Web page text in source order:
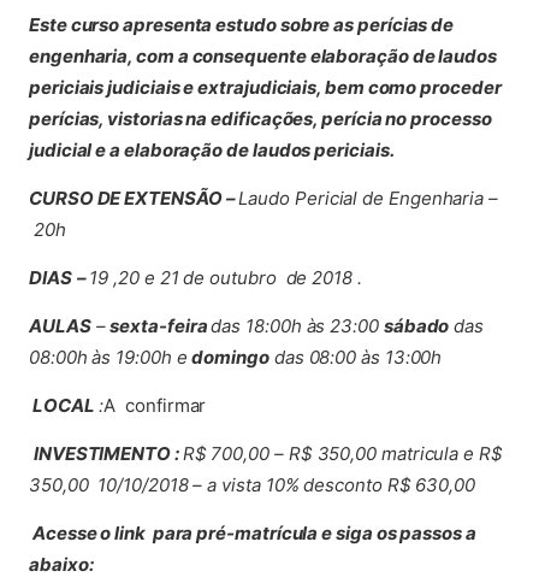
Este curso apresenta estudo sobre as perícias de
engenharia, com a consequente elaboração de laudos
periciais judiciais e extrajudiciais, bem como proceder
perícias, vistorias na edificações, perícia no processo
judicial e a elaboração de laudos periciais.
CURSO DE EXTENSÃO –Laudo Pericial de Engenharia –
20h
DIAS –19 ,20 e 21 de outubro de 2018 .
AULAS–sexta-feiradas 18:00h às 23:00 sábado das
08:00h às 19:00h edomingodas 08:00 às 13:00h
LOCAL :A confirmar
INVESTIMENTO :R$ 700,00 – R$ 350,00 matricula e R$
350,00 10/10/2018 – a vista 10% desconto R$ 630,00
Acesse o link para pré-matrícula e siga os passos a
abaixo: